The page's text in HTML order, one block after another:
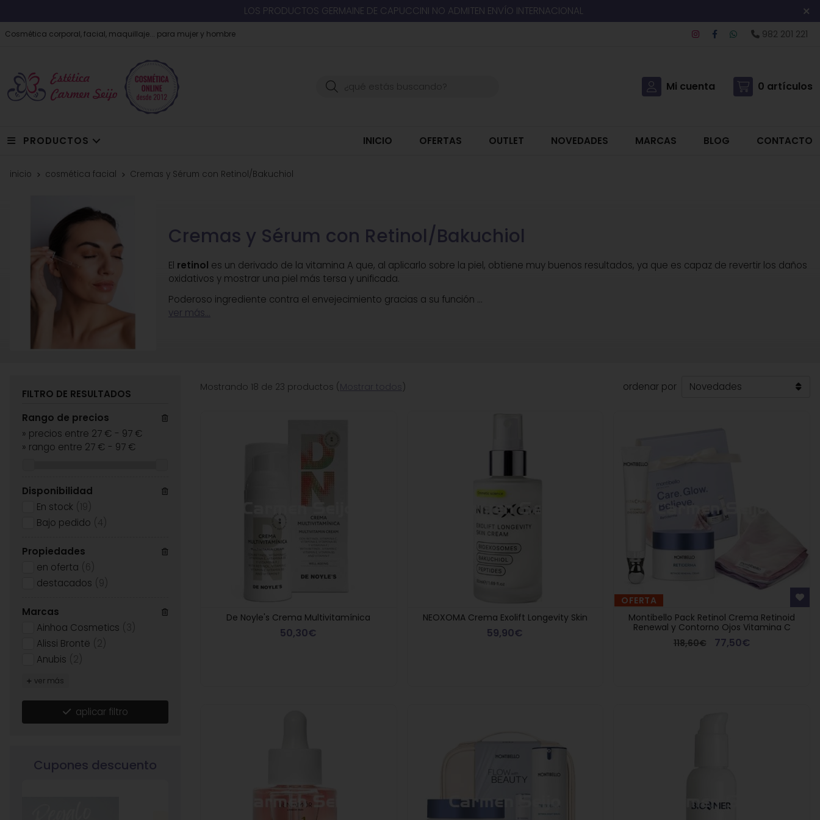
LOS PRODUCTOS GERMAINE DE CAPUCCINI NO ADMITEN ENVÍO INTERNACIONAL
Cosmética corporal, facial, maquillaje... para mujer y hombre 982 201 221
Buscar Mi cuenta 0 artículos
PRODUCTOS INICIO OFERTAS OUTLET NOVEDADES MARCAS BLOG CONTACTO
inicio cosmética facial Cremas y Sérum con Retinol/Bakuchiol
Cremas y Sérum con Retinol/Bakuchiol
El retinol es un derivado de la vitamina A que, al aplicarlo sobre la piel, obtiene muy buenos resultados, ya que es capaz de revertir los daños
oxidativos y mostrar una piel más tersa y unificada.
Poderoso ingrediente contra el envejecimiento gracias a su función ...
ver más...
Mostrando 18 de 23 productos (Mostrar todos ) ordenar por
De Noyle's Crema Multivitamínica
50,30€
NEOXOMA Crema Exolift Longevity Skin
59,90€
OFERTA
Montibello Pack Retinol Crema Retinoid
Renewal y Contorno Ojos Vitamina C
118,60€
77,50€
FILTRO DE RESULTADOS
Rango de precios
» precios entre 27 € - 97 €
» rango entre 27 € - 97 €
Disponibilidad
En stock (19)
Bajo pedido (4)
Propiedades
en oferta (6)
destacados (9)
Marcas
Ainhoa Cosmetics (3)
Alissi Brontë (2)
Anubis (2)
ver más
aplicar filtro
Cupones descuento